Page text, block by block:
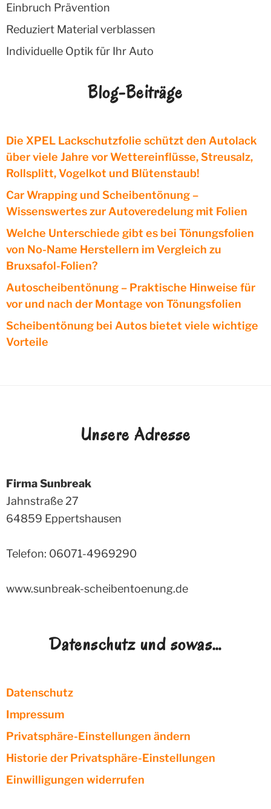
Einbruch Prävention
Reduziert Material verblassen
Individuelle Optik für Ihr Auto
Blog-Beiträge
Die XPEL Lackschutzfolie schützt den Autolack
über viele Jahre vor Wettereinflüsse, Streusalz,
Rollsplitt, Vogelkot und Blütenstaub!
Car Wrapping und Scheibentönung –
Wissenswertes zur Autoveredelung mit Folien
Welche Unterschiede gibt es bei Tönungsfolien
von No-Name Herstellern im Vergleich zu
Bruxsafol-Folien?
Autoscheibentönung – Praktische Hinweise für
vor und nach der Montage von Tönungsfolien
Scheibentönung bei Autos bietet viele wichtige
Vorteile
Unsere Adresse
Firma Sunbreak
Jahnstraße 27
64859 Eppertshausen
Telefon: 06071-4969290
www.sunbreak-scheibentoenung.de
Datenschutz und sowas…
Datenschutz
Impressum
Privatsphäre-Einstellungen ändern
Historie der Privatsphäre-Einstellungen
Einwilligungen widerrufen